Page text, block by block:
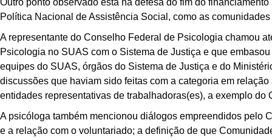
Outro ponto observado está na defesa do fim do
Política Nacional de Assistência Social, como as
A representante do Conselho Federal de Psicologia chamou
Psicologia no SUAS com o Sistema de Justiça e que
equipes do SUAS, órgãos do Sistema de Justiça e do
discussões que haviam sido feitas com a categoria em
entidades representativas de trabalhadoras(es), a exemplo do
A psicóloga também mencionou diálogos empreendidos pelo
e a relação com o voluntariado; a definição de que